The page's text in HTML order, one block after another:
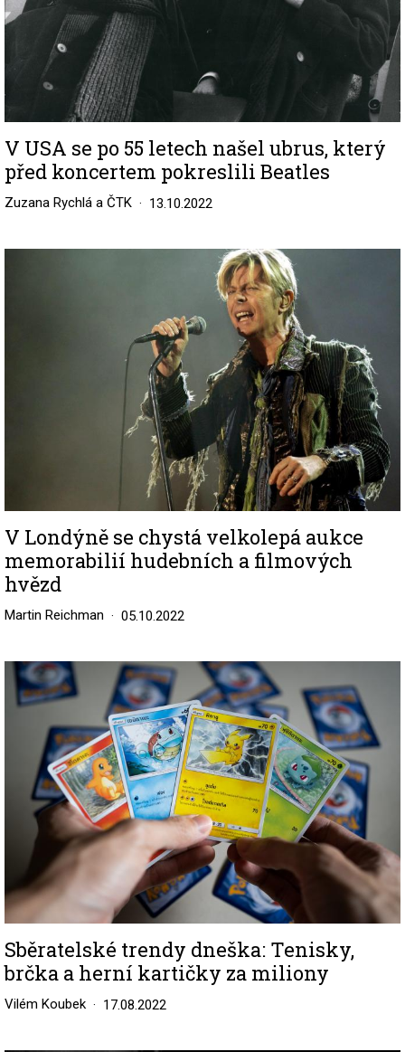
V USA se po 55 letech našel ubrus, který
před koncertem pokreslili Beatles
Zuzana Rychlá a ČTK 13.10.2022
V Londýně se chystá velkolepá aukce
memorabilií hudebních a filmových
hvězd
Martin Reichman 05.10.2022
Image
Sběratelské trendy dneška: Tenisky,
brčka a herní kartičky za miliony
Vilém Koubek 17.08.2022